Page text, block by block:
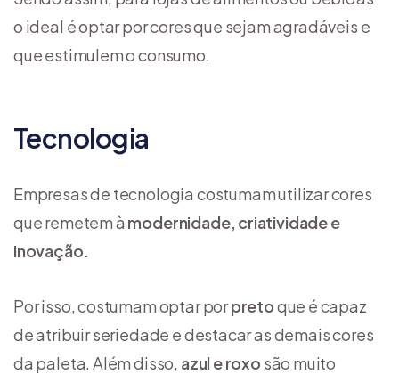
o ideal é optar por cores que sejam agradáveis e
que estimulem o consumo.
Tecnologia
Empresas de tecnologia costumam utilizar cores
que remetem à modernidade, criatividade e
inovação.
Por isso, costumam optar porpretoque é capaz
de atribuir seriedade e destacar as demais cores
da paleta. Além disso, azul e roxo são muito